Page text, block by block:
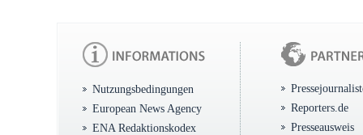
Nutzungsbedingungen
European News Agency
ENA Redaktionskodex
Reporters.de
Presseausweis